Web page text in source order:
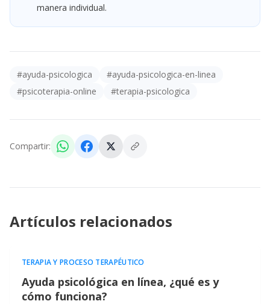
manera individual.
#ayuda-psicologica #ayuda-psicologica-en-linea
#psicoterapia-online #terapia-psicologica
Compartir:
Artículos relacionados
TERAPIA Y PROCESO TERAPÉUTICO
Ayuda psicológica en línea, ¿qué es y
cómo funciona?